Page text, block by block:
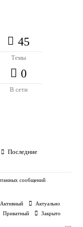
45
Темы
0
В сети
Последние
сообщений
Активный
Актуально
Приватный Закрыто